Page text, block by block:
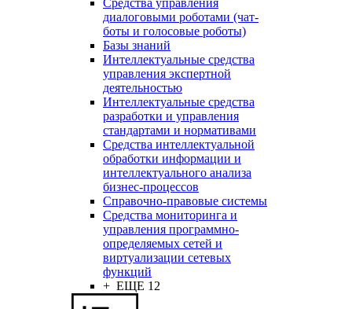
диалоговыми роботами (чат-
боты и голосовые роботы)
Базы знаний
Интеллектуальные средства
управления экспертной
деятельностью
Интеллектуальные средства
разработки и управления
стандартами и нормативами
Средства интеллектуальной
обработки информации и
интеллектуального анализа
бизнес-процессов
Справочно-правовые системы
Средства мониторинга и
управления программно-
определяемых сетей и
виртуализации сетевых
функций
+ ЕЩЕ 12